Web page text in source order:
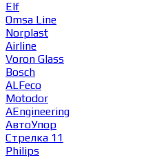
Elf
Omsa Line
Norplast
Airline
Voron Glass
Bosch
ALFeco
Motodor
AEngineering
АвтоУпор
Стрелка 11
Philips